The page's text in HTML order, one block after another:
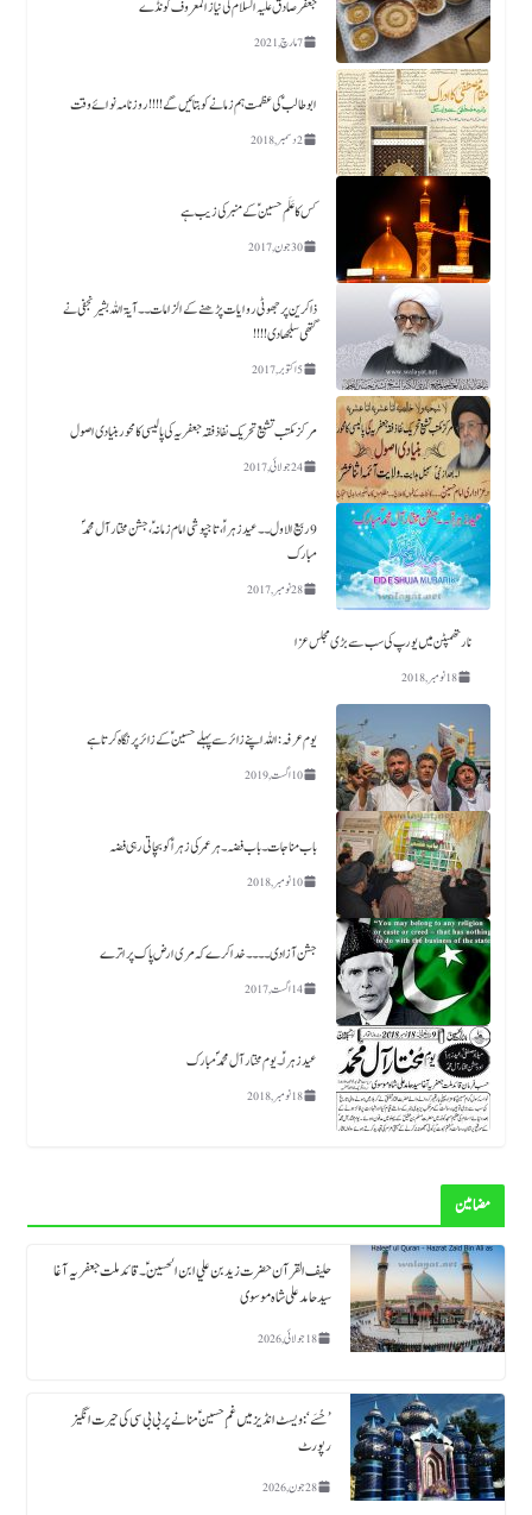
جعفرصادق علیہ السلام کی نیاز المعروف کونڈے
7 مارچ, 2021
ابو طالب ؑ کی عظمت ہم زمانے کو بتائیں گے !!!! روزنامہ نوائے وقت
2 دسمبر, 2018
کس کا عَلَم حسین ؑکے منبر کی زیب ہے​
30 جون, 2017
ذاکرین پر جھوٹی روایات پڑھنے کے الزامات ۔۔آیۃ اللہ بشیر نجفی نے
گتھی سلجھا دی!!!!
5 اکتوبر, 2017
مرکز مکتب تشیع تحریک نفاذفقہ جعفریہ کی پالیسی کا محور بنیادی اصول
24 جولائی, 2017
9 ربیع الاول ۔۔ عید زہراؑ، تاجپوشی امام زمانہؑ ،جشن مختار آل محمدؐ
مبارک
28 نومبر, 2017
نارتھمپٹن میں یورپ کی سب سے بڑی مجلس عزا
18 نومبر, 2018
یوم عرفہ :اللہ اپنے زائر سے پہلے حسینؑ کے زائر پر نگاہ کرتا ہے
10 اگست, 2019
باب مناجات ۔باب فضہ ۔ ہر عمر کی زہرا ؑ کو بچاتی رہی فضہ
10 نومبر, 2018
جشن آزادی ۔۔۔۔خدا کرے کہ مری ارض پاک پر اترے
14 اگست, 2017
عید زہراؑ ۔ یوم مختار آل محمد ؐ مبارک
18 نومبر, 2018
مضامین
حلیف القرآن حضرت زید بن علي ابن الحسین ؑ ۔قائد ملت جعفریہ آغا
سید حامد علی شاہ موسوی
18 جولائی, 2026
’حُسَے‘: ویسٹ انڈیز میں غمِ حسینؑ منانے پر بی بی سی کی حیرت انگیز
رپورٹ
28 جون, 2026